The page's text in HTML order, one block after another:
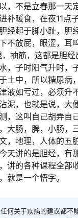
，不是立春那一
补暖食，在夜11点
经起于脚小趾，胆
不放屁，眼涩，耳
抽筋，这都是胆
，子时阳气升时，
土中，所以糖尿病
液如亏过，必须升
泥，也就是说，大
，这叫自己胡弄自
大肠，脾，小肠，
，地理，人体的五
天讲的是胆经，有
讲的各种课程全部
就是一个悟字。
何关于疾病的建议都不